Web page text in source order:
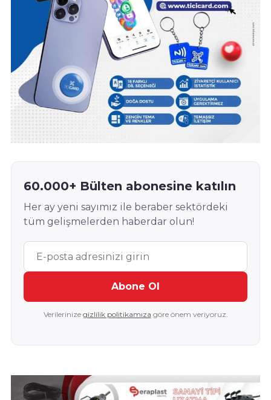
60.000+ Bülten abonesine katılın
Her ay yeni sayımız ile beraber sektördeki
tüm gelişmelerden haberdar olun!
Abone Ol
Verilerinize gizlilik politikamıza göre önem veriyoruz.